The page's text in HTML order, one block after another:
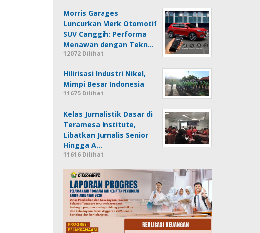
Morris Garages
Luncurkan Merk Otomotif
SUV Canggih: Performa
Menawan dengan Tekn…
12072 Dilihat
Hilirisasi Industri Nikel,
Mimpi Besar Indonesia
11675 Dilihat
Kelas Jurnalistik Dasar di
Teramesa Institute,
Libatkan Jurnalis Senior
Hingga A…
11616 Dilihat